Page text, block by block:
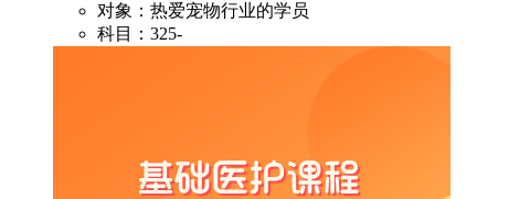
对象：热爱宠物行业的学员
科目：325-